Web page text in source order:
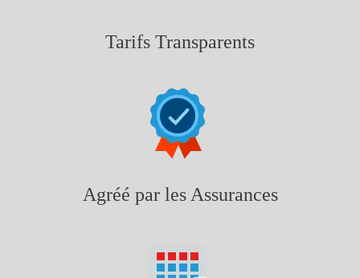
Tarifs Transparents
Agréé par les Assurances